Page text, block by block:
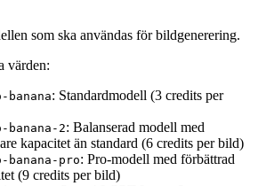
som ska användas för bildgenerering.
värden:
banana: Standardmodell (3 credits per
banana-2: Balanserad modell med
kapacitet än standard (6 credits per bild)
banana-pro: Pro-modell med förbättrad
(9 credits per bild)